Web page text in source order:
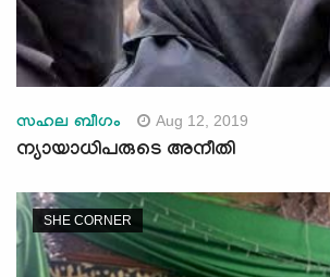
സഹല ബീഗം Aug 12, 2019
ന്യായാധിപരുടെ അനീതി
SHE CORNER